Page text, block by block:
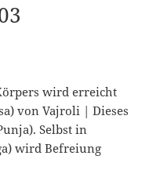
wird erreicht
von Vajroli | Dieses
Selbst in
wird Befreiung